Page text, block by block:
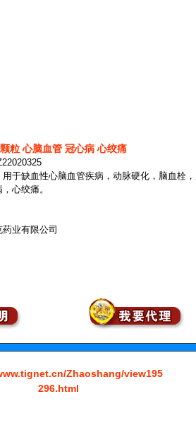
粒 心脑血管 冠心病 心绞痛
用于缺血性心脑血管疾病，动脉硬化，脑血栓
心绞痛。
业有限公司